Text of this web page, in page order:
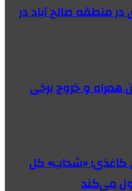
منطقه صالح آباد در
همراه و خروج برخی
کاغذی؛ «شحاب» کل
می‌کند